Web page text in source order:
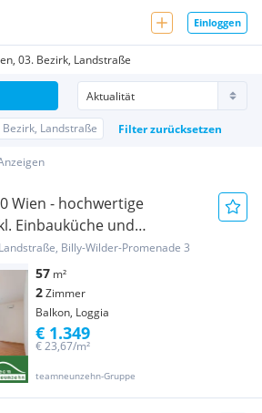
Einloggen
03. Bezirk, Landstraße
Bezirk, Landstraße Filter zurücksetzen
Wien - hochwertige
Einbauküche und
Billy-Wilder-Promenade 3
57 m²
2Zimmer
Balkon, Loggia
teamneunzehn-Gruppe
€ 23,67/m²
€ 1.349